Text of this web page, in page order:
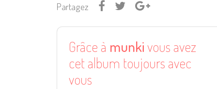
Partagez
Grâce à munkivous avez
cet album toujours avec
vous